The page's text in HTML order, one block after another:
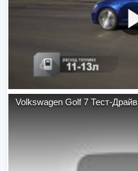
Volkswagen Golf 7 Тест-Драйв